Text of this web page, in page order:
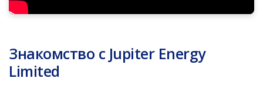
Знакомство с Jupiter Energy
Limited